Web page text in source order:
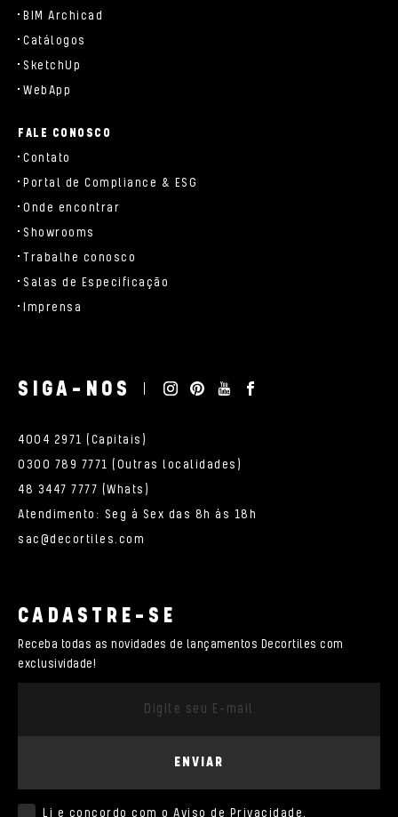
BIM Archicad
Catálogos
SketchUp
WebApp
FALE CONOSCO
Contato
Portal de Compliance & ESG
Onde encontrar
Showrooms
Trabalhe conosco
Salas de Especificação
Imprensa
SIGA-NOS
4004 2971 (Capitais)
0300 789 7771 (Outras localidades)
48 3447 7777 (Whats)
Atendimento: Seg à Sex das 8h às 18h
sac@decortiles.com
CADASTRE-SE
Receba todas as novidades de lançamentos Decortiles com
exclusividade!
ENVIAR
Li e concordo com o Aviso de Privacidade.